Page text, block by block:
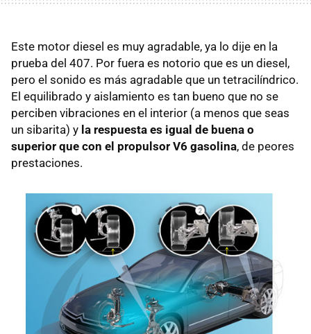
Este motor diesel es muy agradable, ya lo dije en la
prueba del 407. Por fuera es notorio que es un diesel,
pero el sonido es más agradable que un tetracilíndrico.
El equilibrado y aislamiento es tan bueno que no se
perciben vibraciones en el interior (a menos que seas
un sibarita) y la respuesta es igual de buena o
superior que con el propulsor V6 gasolina, de peores
prestaciones.